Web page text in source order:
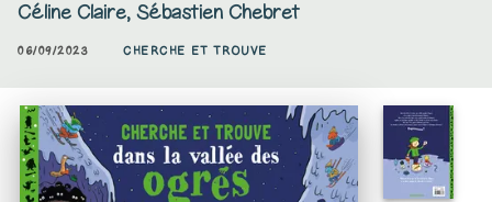
Céline Claire, Sébastien Chebret
06/09/2023 CHERCHE ET TROUVE